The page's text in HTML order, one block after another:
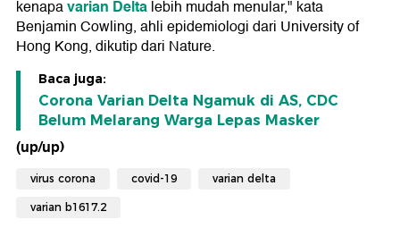
kenapavarian Deltalebih mudah menular," kata
Benjamin Cowling, ahli epidemiologi dari University of
Hong Kong, dikutip dari Nature.
Baca juga:
Corona Varian Delta Ngamuk di AS, CDC
Belum Melarang Warga Lepas Masker
(up/up)
virus corona covid-19 varian delta
varian b1617.2